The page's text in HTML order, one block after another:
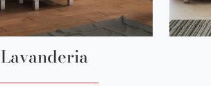
Lavanderia